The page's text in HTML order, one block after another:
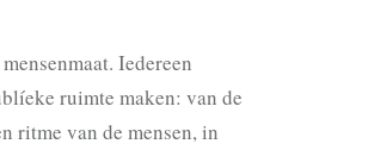
Iedereen
ruimte maken: van de
ritme van de mensen, in